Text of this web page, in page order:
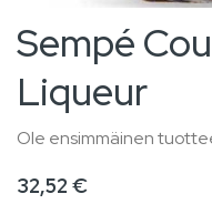
to
the
beginning
of
the
Sempé
Liqueur
Ole ensimmäinen
32,52 €